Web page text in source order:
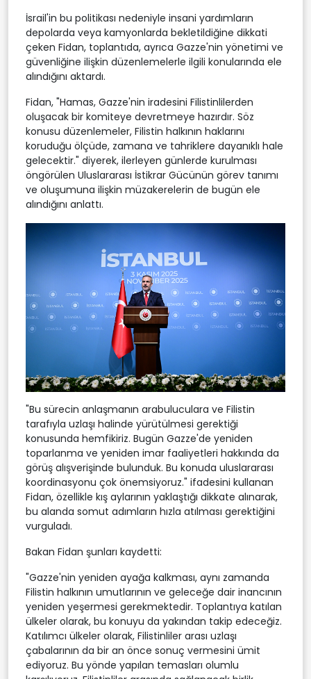
İsrail'in bu politikası nedeniyle insani yardımların
depolarda veya kamyonlarda bekletildiğine dikkati
çeken Fidan, toplantıda, ayrıca Gazze'nin yönetimi ve
güvenliğine ilişkin düzenlemelerle ilgili konularında ele
alındığını aktardı.
Fidan, "Hamas, Gazze'nin iradesini Filistinlilerden
oluşacak bir komiteye devretmeye hazırdır. Söz
konusu düzenlemeler, Filistin halkının haklarını
koruduğu ölçüde, zamana ve tahriklere dayanıklı hale
gelecektir." diyerek, ilerleyen günlerde kurulması
öngörülen Uluslararası İstikrar Gücünün görev tanımı
ve oluşumuna ilişkin müzakerelerin de bugün ele
alındığını anlattı.
"Bu sürecin anlaşmanın arabuluculara ve Filistin
tarafıyla uzlaşı halinde yürütülmesi gerektiği
konusunda hemfikiriz. Bugün Gazze'de yeniden
toparlanma ve yeniden imar faaliyetleri hakkında da
görüş alışverişinde bulunduk. Bu konuda uluslararası
koordinasyonu çok önemsiyoruz." ifadesini kullanan
Fidan, özellikle kış aylarının yaklaştığı dikkate alınarak,
bu alanda somut adımların hızla atılması gerektiğini
vurguladı.
Bakan Fidan şunları kaydetti:
"Gazze'nin yeniden ayağa kalkması, aynı zamanda
Filistin halkının umutlarının ve geleceğe dair inancının
yeniden yeşermesi gerekmektedir. Toplantıya katılan
ülkeler olarak, bu konuyu da yakından takip edeceğiz.
Katılımcı ülkeler olarak, Filistinliler arası uzlaşı
çabalarının da bir an önce sonuç vermesini ümit
ediyoruz. Bu yönde yapılan temasları olumlu